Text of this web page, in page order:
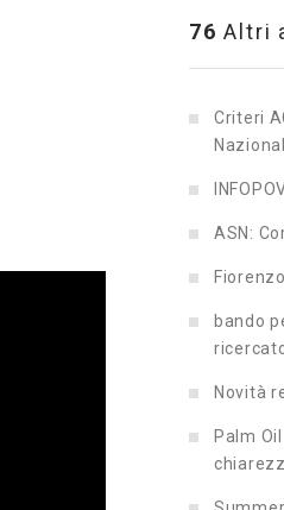
76 Altri
Criteri
ASN:
bando
Novità
Palm